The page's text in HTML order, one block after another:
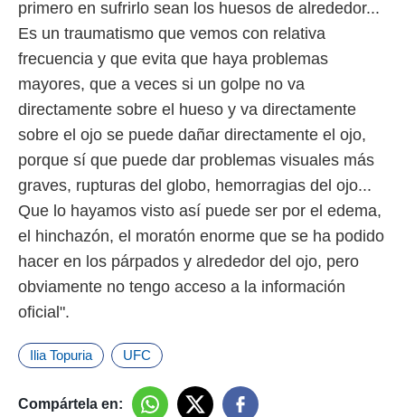
primero en sufrirlo sean los huesos de alrededor...
Es un traumatismo que vemos con relativa
frecuencia y que evita que haya problemas
mayores, que a veces si un golpe no va
directamente sobre el hueso y va directamente
sobre el ojo se puede dañar directamente el ojo,
porque sí que puede dar problemas visuales más
graves, rupturas del globo, hemorragias del ojo...
Que lo hayamos visto así puede ser por el edema,
el hinchazón, el moratón enorme que se ha podido
hacer en los párpados y alrededor del ojo, pero
obviamente no tengo acceso a la información
oficial".
Ilia Topuria UFC
Compártela en: